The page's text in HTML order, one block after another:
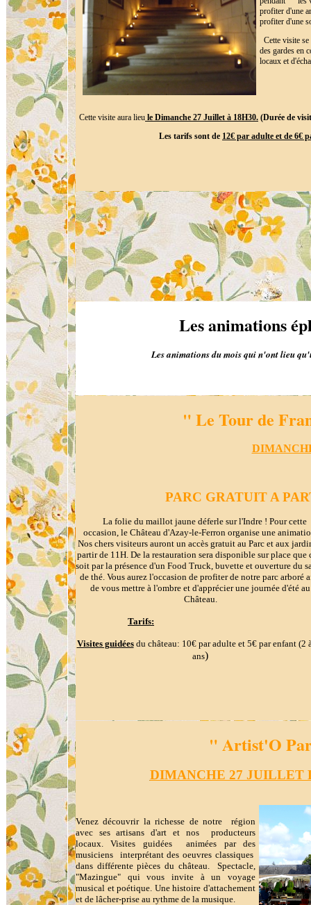
profiter d'une
profiter d'une
Cette visite
des gardes en
locaux et
Cette visite aura lieu le Dimanche 27 Juillet à 18H30. (Durée de
Les tarifs sont de 12€ par adulte et de 6€
Les animations
Les animations du mois qui n'ont lieu
" Le Tour de
PARC GRATUIT A
La folie du maillot jaune déferle sur l'Indre ! Pourcette
occasion, le Château d'Azay-le-Ferron organise une
Nos chers visiteurs auront un accès gratuit au Parc et aux
partir de 11H. De la restauration sera disponible sur place que
soit par la présence d'un Food Truck, buvette et ouverture du
de thé. Vous aurez l'occasion de profiter de notre parc arboré
de vous mettre à l'ombre et d'apprécier une journée d'été au
Château.
Tarifs:
Visites guidéesdu château: 10€ par adulte et 5€ par enfant (2
ans)
" Artist'O
DIMANCHE 27 JUILLET
Venez découvrir la richesse de notre région
avec ses artisans d'art et nos producteurs
locaux. Visites guidées animées par des
musiciens interprétant des oeuvres classiques
dans différente pièces du château. Spectacle,
"Mazingue" qui vous invite à un voyage
musical et poétique. Une histoire d'attachement
et de lâcher-prise au rythme de la musique.